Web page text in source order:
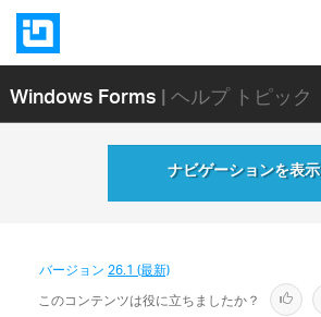
Windows Forms| ヘルプ トピック
ナビゲーションを表示
バージョン26.1 (最新)
このコンテンツは役に立ちましたか？